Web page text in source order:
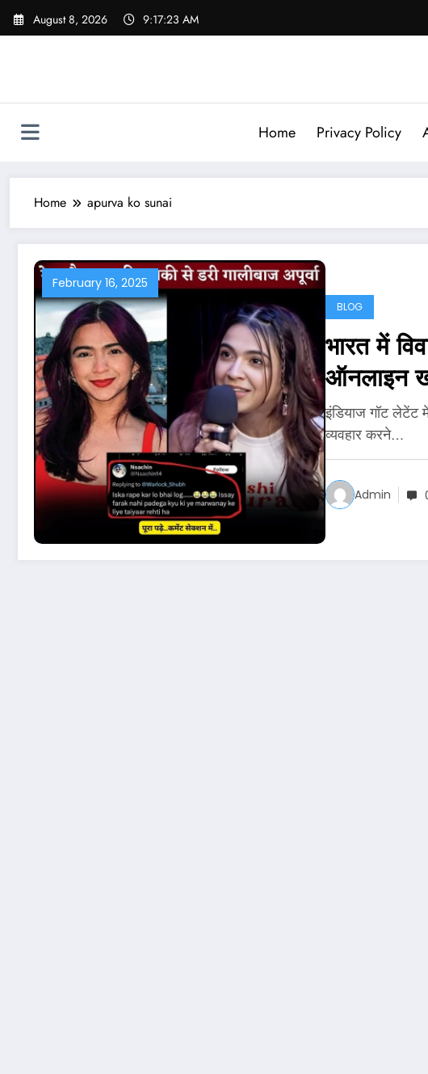
Skip
August 8, 2026 9:17:24 AM
Home Privacy Policy
Home apurva ko sunai
February 16, 2025
BLOG
भारत में
ऑनलाइन
इंडियाज गॉट लेटेंट
व्यवहार करने…
Admin